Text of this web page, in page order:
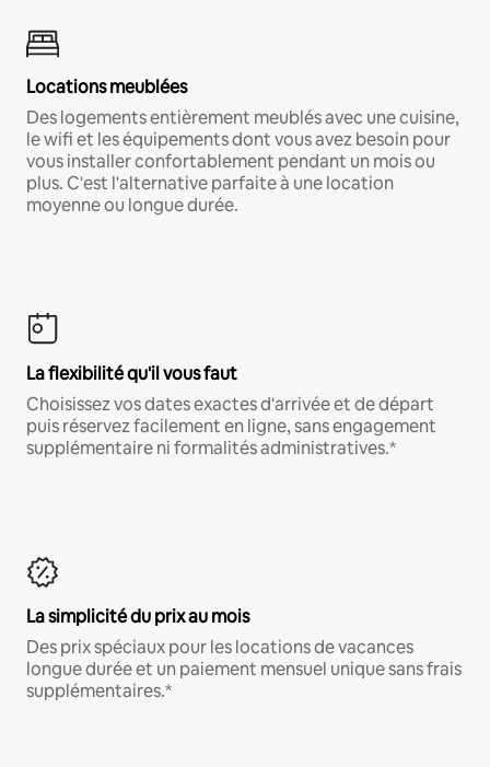
Locations meublées
Des logements entièrement meublés avec une cuisine,
le wifi et les équipements dont vous avez besoin pour
vous installer confortablement pendant un mois ou
plus. C'est l'alternative parfaite à une location
moyenne ou longue durée.
La flexibilité qu'il vous faut
Choisissez vos dates exactes d'arrivée et de départ
puis réservez facilement en ligne, sans engagement
supplémentaire ni formalités administratives.*
La simplicité du prix au mois
Des prix spéciaux pour les locations de vacances
longue durée et un paiement mensuel unique sans frais
supplémentaires.*